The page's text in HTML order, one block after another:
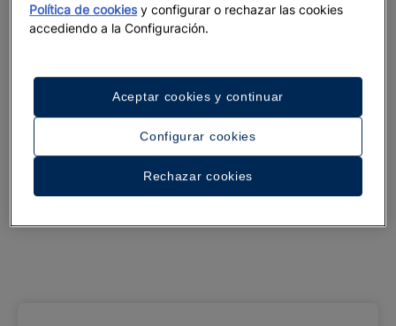
Política de cookiesy configurar o rechazar las cookies
accediendo a la Configuración.
Configurar cookies
Rechazar cookies
Aceptar cookies y continuar